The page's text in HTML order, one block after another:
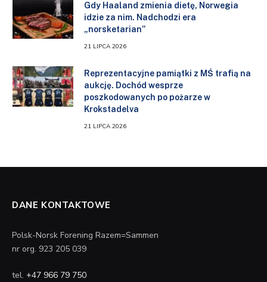
Gdy Haaland zmienia dietę, Norwegia
idzie za nim. Nadchodzi era
„norsketarian”
21 LIPCA 2026
Reprezentacyjne pamiątki z MŚ trafią na
aukcję. Dochód wesprze
poszkodowanych po pożarze w
Krokstadelva
21 LIPCA 2026
DANE KONTAKTOWE
Polsk-Norsk Forening Razem=Sammen
nr org. 923 205 039
tel. +47 966 79 750